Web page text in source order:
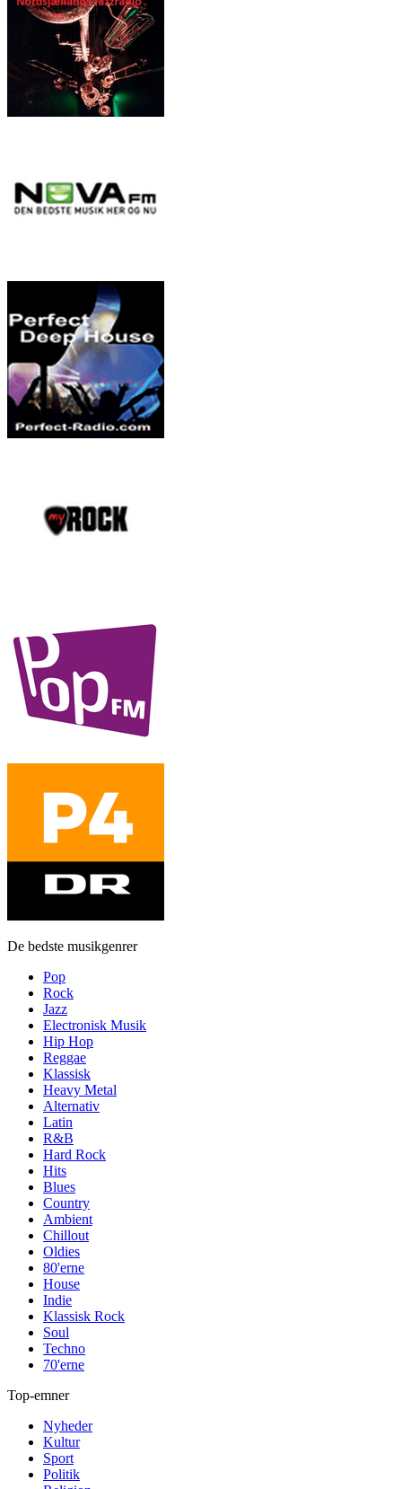
De bedste musikgenrer
Pop
Rock
Jazz
Electronisk Musik
Hip Hop
Reggae
Klassisk
Heavy Metal
Alternativ
Latin
R&B
Hard Rock
Hits
Blues
Country
Ambient
Chillout
Oldies
80'erne
House
Indie
Klassisk Rock
Soul
Techno
70'erne
Top-emner
Nyheder
Kultur
Sport
Politik